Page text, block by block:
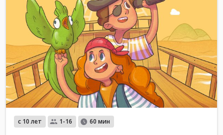
с 10 лет 1-16 60 мин